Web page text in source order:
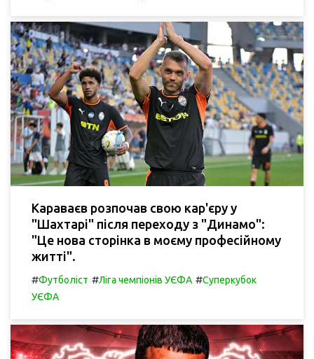
Караваєв розпочав свою кар'єру у
"Шахтарі" після переходу з "Динамо":
"Це нова сторінка в моєму професійному
житті".
#Футболіст #Ліга чемпіонів УЄФА #Суперкубок
УЄФА